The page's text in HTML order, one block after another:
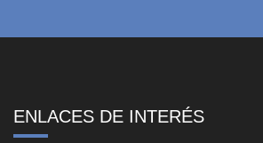
ENLACES DE INTERÉS